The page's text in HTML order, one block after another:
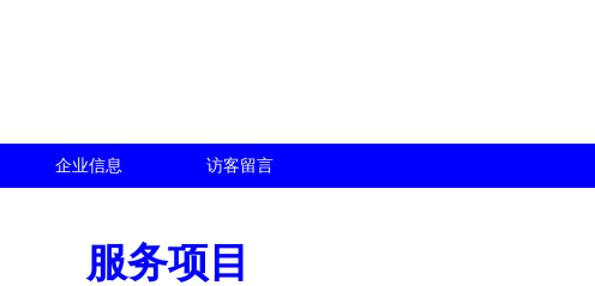
企业信息 访客留言
服务项目